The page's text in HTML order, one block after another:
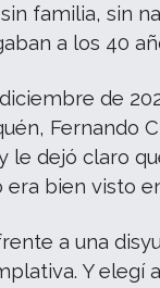
familia, sin
a los 40
de
Fernando
le dejó claro
era bien visto
a una
Y elegí